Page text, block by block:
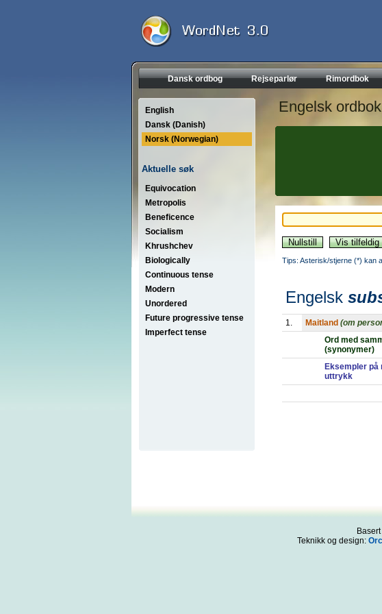
Dansk ordbog Rejseparlør Rimordbok
English
Dansk (Danish)
Norsk (Norwegian)
Aktuelle søk
Equivocation
Metropolis
Beneficence
Socialism
Khrushchev
Biologically
Continuous tense
Modern
Unordered
Future progressive tense
Imperfect tense
Engelsk ordbok
Tips: Asterisk/stjerne (*) kan
Engelsk
1. Maitland (om
Ord med
(synonymer)
Eksempler
uttrykk
Teknikk og design: